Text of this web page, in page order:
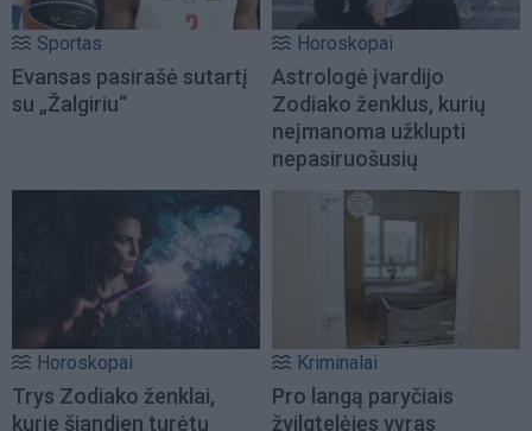
Sportas
Evansas pasirašė sutartį
su „Žalgiriu“
Horoskopai
Astrologė įvardijo
Zodiako ženklus, kurių
neįmanoma užklupti
nepasiruošusių
Horoskopai
Trys Zodiako ženklai,
kurie šiandien turėtų
Kriminalai
Pro langą paryčiais
žvilgtelėjęs vyras